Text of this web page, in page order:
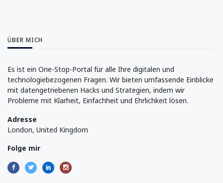
ÜBER MICH
Es ist ein One-Stop-Portal für alle Ihre digitalen und
technologiebezogenen Fragen. Wir bieten umfassende Einblicke
mit datengetriebenen Hacks und Strategien, indem wir
Probleme mit Klarheit, Einfachheit und Ehrlichkeit lösen.
Adresse
London, United Kingdom
Folge mir